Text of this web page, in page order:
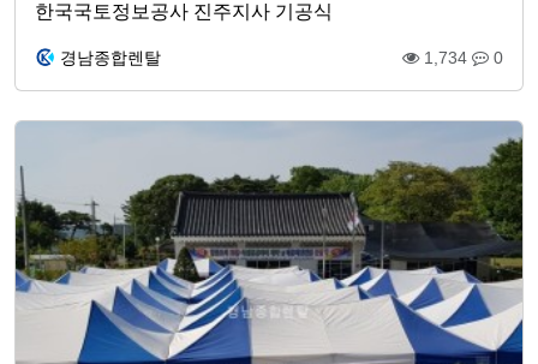
한국국토정보공사 진주지사 기공식
경남종합렌탈 1,734 0